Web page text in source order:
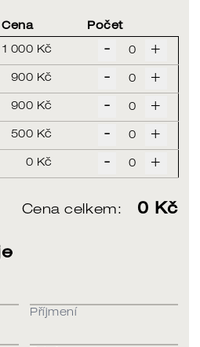
Cena Počet
1 000 Kč - +
900 Kč - +
900 Kč - +
500 Kč - +
0 Kč - +
Cena celkem: 0 Kč
Příjmení